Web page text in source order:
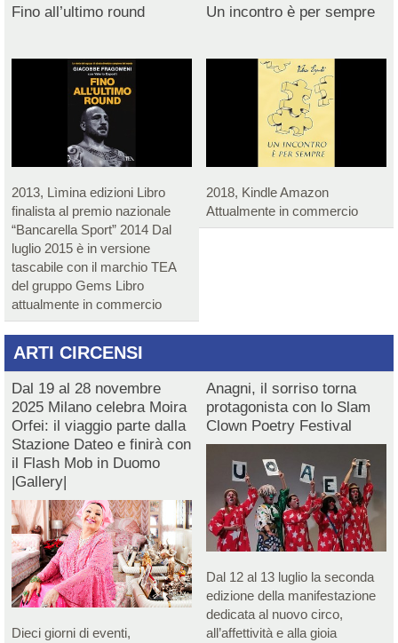
Fino all’ultimo round
2013, Lìmina edizioni Libro
finalista al premio nazionale
“Bancarella Sport” 2014 Dal
luglio 2015 è in versione
tascabile con il marchio TEA
del gruppo Gems Libro
attualmente in commercio
Un incontro è per sempre
2018, Kindle Amazon
Attualmente in commercio
ARTI CIRCENSI
Dal 19 al 28 novembre
2025 Milano celebra Moira
Orfei: il viaggio parte dalla
Stazione Dateo e finirà con
il Flash Mob in Duomo
|Gallery|
Dieci giorni di eventi,
Anagni, il sorriso torna
protagonista con lo Slam
Clown Poetry Festival
Dal 12 al 13 luglio la seconda
edizione della manifestazione
dedicata al nuovo circo,
all’affettività e alla gioia